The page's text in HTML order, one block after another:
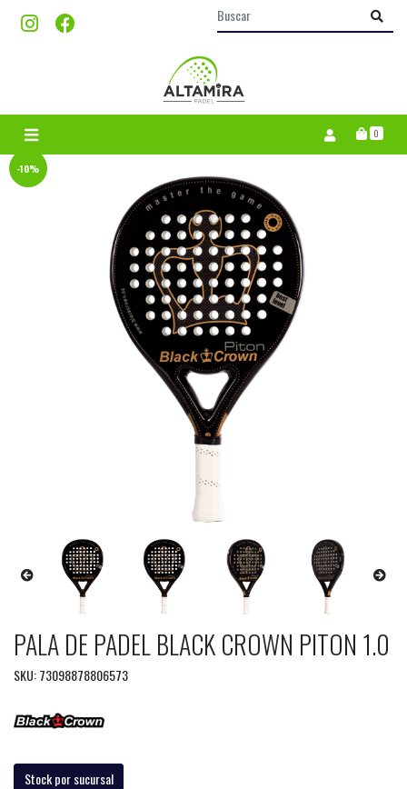
0
-10%
PALA DE PADEL BLACK CROWN PITON 1.0
SKU: 73098878806573
Stock por sucursal